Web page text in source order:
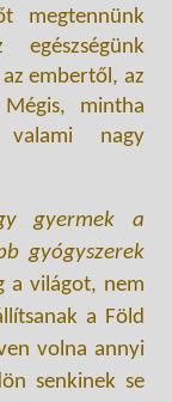
megtennünk
embertől, az
mintha
nagy
gyermek a
gyógyszerek
a világot, nem
a Föld
volna annyi
senkinek se